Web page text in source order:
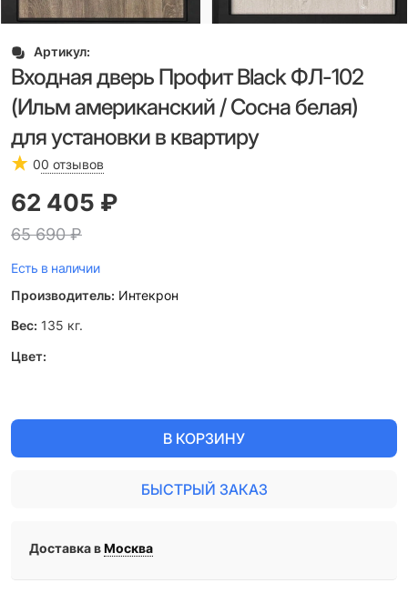
Артикул:
Входная дверь Профит Black ФЛ-102
(Ильм американский / Сосна белая)
для установки в квартиру
00 отзывов
65 690 ₽
62 405 ₽
Есть в наличии
Производитель: Интекрон
Вес: 135 кг.
Цвет:
В КОРЗИНУ
БЫСТРЫЙ ЗАКАЗ
Доставка вМосква